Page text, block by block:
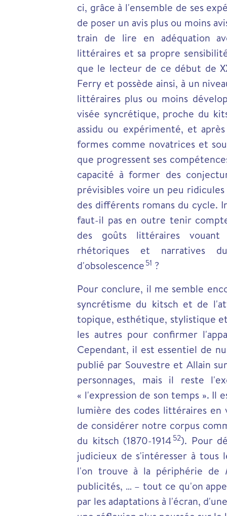
ci, grâce à l'ensemble de ses
de poser un avis plus ou moins
train de lire en adéquation
littéraires et sa propre
que le lecteur de ce début de
Ferry et possède ainsi, à un
littéraires plus ou moins
visée syncrétique, proche du
assidu ou expérimenté, et
formes comme novatrices et
que progressent ses
capacité à former des
prévisibles voire un peu
des différents romans du cycle.
faut-il pas en outre tenir
des goûts littéraires vouant
rhétoriques et narratives
d'obsolescence51 ?
Pour conclure, il me semble
syncrétisme du kitsch et de
topique, esthétique, stylistique
les autres pour confirmer
Cependant, il est essentiel de
publié par Souvestre et Allain
personnages, mais il reste
« l'expression de son temps ». Il
lumière des codes littéraires
de considérer notre corpus
du kitsch (1870-191452). Pour
judicieux de s'intéresser à tous
l'on trouve à la périphérie de
publicités, … – tout ce qu'on
par les adaptations à l'écran,